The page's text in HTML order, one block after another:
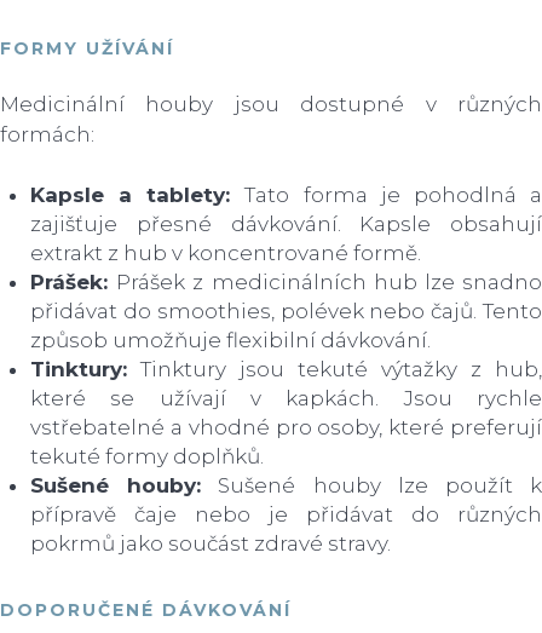
FORMY UŽÍVÁNÍ
Medicinální houby jsou dostupné v různých
formách:
Kapsle a tablety:Tato forma je pohodlná a
zajišťuje přesné dávkování. Kapsle obsahují
extrakt z hub v koncentrované formě.
Prášek: Prášek z medicinálních hub lze snadno
přidávat do smoothies, polévek nebo čajů. Tento
způsob umožňuje flexibilní dávkování.
Tinktury: Tinktury jsou tekuté výtažky z hub,
které se užívají v kapkách. Jsou rychle
vstřebatelné a vhodné pro osoby, které preferují
tekuté formy doplňků.
Sušené houby: Sušené houby lze použít k
přípravě čaje nebo je přidávat do různých
pokrmů jako součást zdravé stravy.
DOPORUČENÉ DÁVKOVÁNÍ